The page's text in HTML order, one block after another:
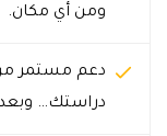
ومن أي مكان.
دعم مستمر
دراستك… وبعد